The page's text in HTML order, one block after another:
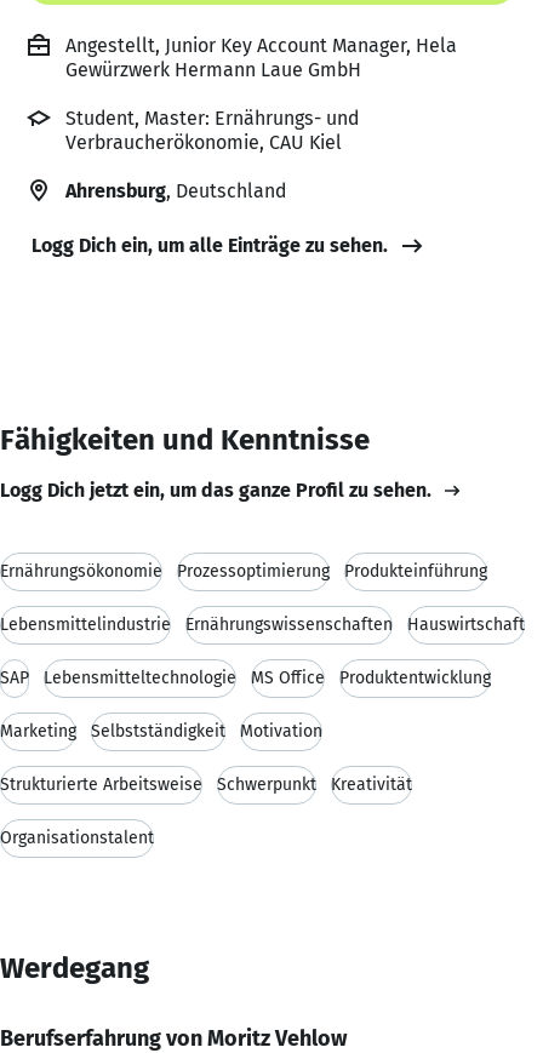
Angestellt, Junior Key Account Manager, Hela
Gewürzwerk Hermann Laue GmbH
Student, Master: Ernährungs- und
Verbraucherökonomie, CAU Kiel
Ahrensburg, Deutschland
Logg Dich ein, um alle Einträge zu sehen.
Fähigkeiten und Kenntnisse
Logg Dich jetzt ein, um das ganze Profil zu sehen.
Ernährungsökonomie Prozessoptimierung Produkteinführung
Lebensmittelindustrie Ernährungswissenschaften Hauswirtschaft
SAP Lebensmitteltechnologie MS Office Produktentwicklung
Marketing Selbstständigkeit Motivation
Strukturierte Arbeitsweise Schwerpunkt Kreativität
Organisationstalent
Werdegang
Berufserfahrung von Moritz Vehlow